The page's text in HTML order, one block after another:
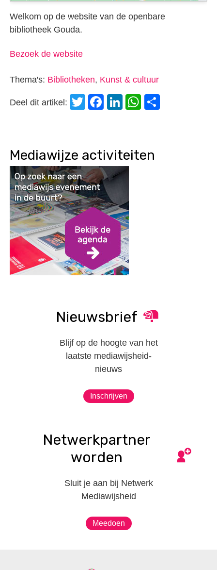
Welkom op de website van de openbare
bibliotheek Gouda.
Bezoek de website
Thema's: Bibliotheken, Kunst & cultuur
Deel dit artikel: Twitter
Facebook
LinkedIn
WhatsApp
Mediawijze activiteiten
Nieuwsbrief
Blijf op de hoogte van het
laatste mediawijsheid-
nieuws
Inschrijven
Netwerkpartner
worden
Sluit je aan bij Netwerk
Mediawijsheid
Meedoen